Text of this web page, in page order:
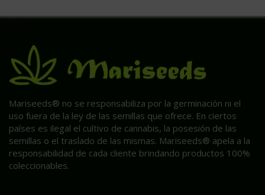
Mariseeds® no se responsabiliza por la germinación ni el
uso fuera de la ley de las semillas que ofrece. En ciertos
países es ilegal el cultivo de cannabis, la posesión de las
semillas o el traslado de las mismas. Mariseeds® apela a la
responsabilidad de cada cliente brindando productos 100%
coleccionables.